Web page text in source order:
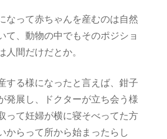
なって赤ちゃんを産むのは自然
て、動物の中でもそのポジショ
人間だけだとか。
する様になったと言えば、鉗子
発展し、ドクターが立ち会う様
って妊婦が横に寝そべってた方
からって所から始まったらし